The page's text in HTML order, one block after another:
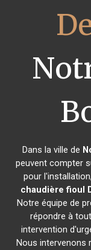
Dans la ville de
peuvent compter
pour
chaudière fioul
Notre équipe de
répondre à
intervention
Nous intervenons